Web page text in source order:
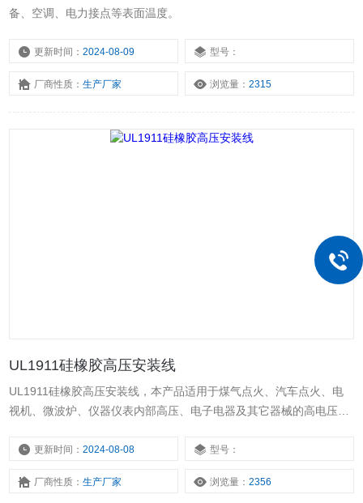
备、空调、电力接点等表面温度。
更新时间：2024-08-09 型号：
厂商性质：生产厂家 浏览量：2315
UL1911硅橡胶高压安装线
UL1911硅橡胶高压安装线，本产品适用于煤气点火、汽车点火、电
视机、微波炉、仪器仪表内部高压、电子电器及其它器械的高电压场
更新时间：2024-08-08 型号：
厂商性质：生产厂家 浏览量：2356